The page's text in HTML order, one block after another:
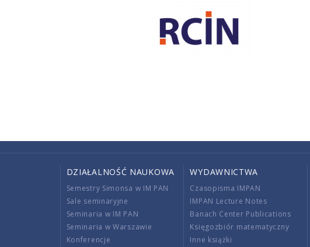
DZIAŁALNOŚĆ NAUKOWA
Semestry Simonsa w IM PAN
Sale seminaryjne
Seminaria w IM PAN
Seminaria w Warszawie
Konferencje
WYDAWNICTWA
Czasopisma IMPAN
IMPAN Lecture Notes
Banach Center Publications
Księgozbiór matematyczny
Inne książki